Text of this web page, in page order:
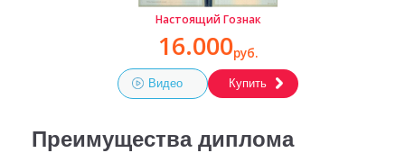
Настоящий Гознак
16.000руб.
Видео Купить
Преимущества диплома